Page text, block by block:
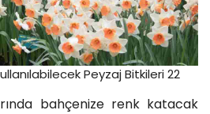
Peyzaj Bitkileri 22
bahçenize renk katacak